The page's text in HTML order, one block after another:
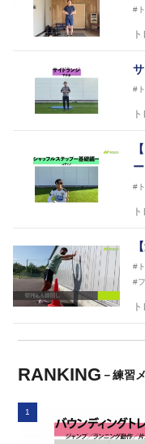
#
#
ー
#
#
#
RANKING －練習
1